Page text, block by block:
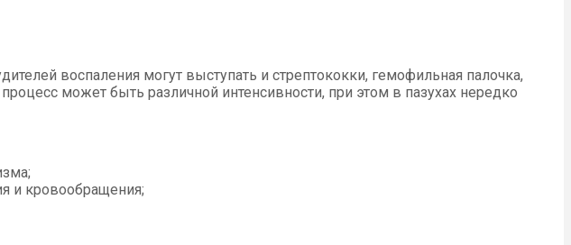
воспаления могут выступать и стрептококки, гемофильная палочка,
может быть различной интенсивности, при этом в пазухах нередко
и кровообращения;